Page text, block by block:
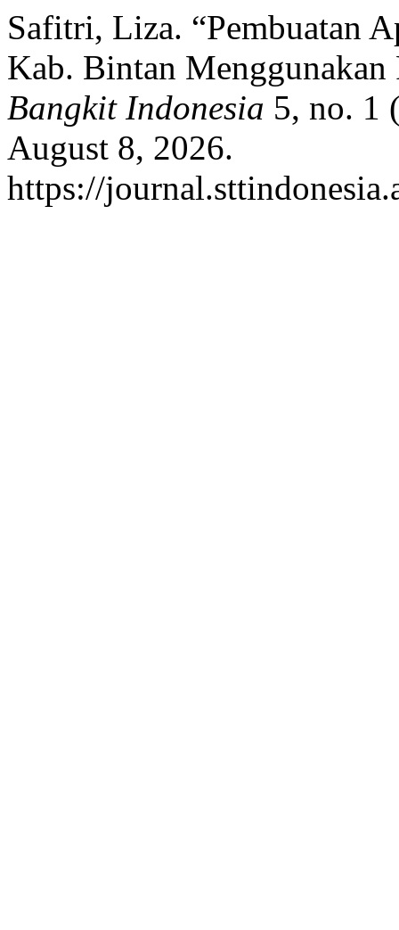
Safitri, Liza. “Pembuatan
Kab. Bintan
Bangkit Indonesia 5, no. 1
August 8, 2026.
https://